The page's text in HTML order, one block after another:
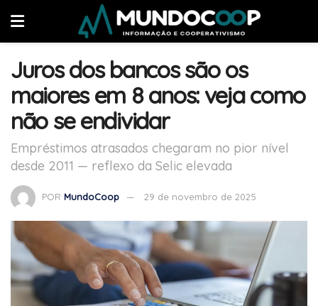
Juros dos bancos são os
maiores em 8 anos: veja como
não se endividar
Empréstimos atrasados chegaram no pior nível
desde 2011 — reflexo da Selic elevada
POR MundoCoop 29 de novembro de 2025